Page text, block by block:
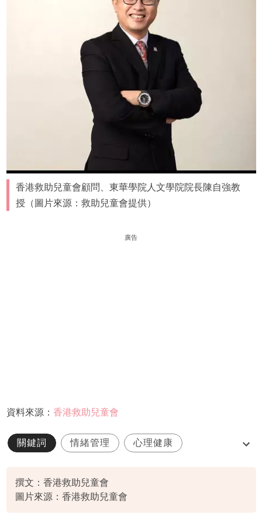
香港救助兒童會顧問、東華學院人文學院院長陳自強教
授（圖片來源：救助兒童會提供）
廣告
資料來源： 香港救助兒童會
關鍵詞 情緒管理 心理健康
撰文：香港救助兒童會
圖片來源：香港救助兒童會